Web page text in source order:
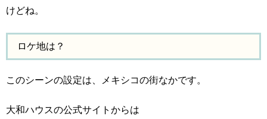
けどね。
ロケ地は？
このシーンの設定は、メキシコの街なかです。
大和ハウスの公式サイトからは